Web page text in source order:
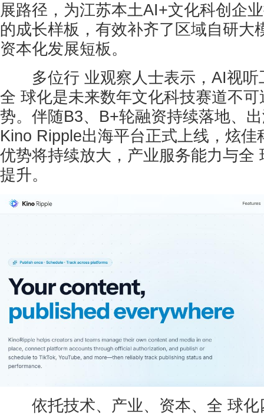
展路径，为江苏本土AI+文化科创企
的成长样板，有效补齐了区域自研大
资本化发展短板。
多位行 业观察人士表示，AI视听
全 球化是未来数年文化科技赛道不
势。伴随B3、B+轮融资持续落地、
Kino Ripple出海平台正式上线，炫佳
优势将持续放大，产业服务能力与全
提升。
依托技术、产业、资本、全 球化